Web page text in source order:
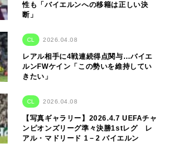
性も「バイエルンへの移籍は正しい決
断」
CL 2026.04.08
レアル相手に4戦連続得点関与…バイエ
ルンFWケイン「この勢いを維持してい
きたい」
CL 2026.04.08
【写真ギャラリー】2026.4.7 UEFAチャ
ンピオンズリーグ準々決勝1stレグ レ
アル・マドリード 1－2 バイエルン